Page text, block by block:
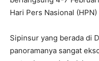
Hari Pers Nasional
Sipinsur yang berada di
panoramanya sangat